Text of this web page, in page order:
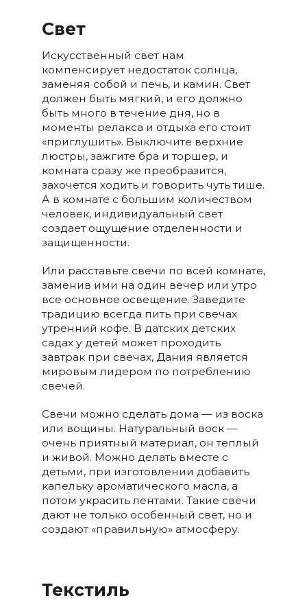
Свет
Искусственный свет нам
компенсирует недостаток солнца,
заменяя собой и печь, и камин. Свет
должен быть мягкий, и его должно
быть много в течение дня, но в
моменты релакса и отдыха его стоит
«приглушить». Выключите верхние
люстры, зажгите бра и торшер, и
комната сразу же преобразится,
захочется ходить и говорить чуть тише.
А в комнате с большим количеством
человек, индивидуальный свет
создает ощущение отделенности и
защищенности.
Или расставьте свечи по всей комнате,
заменив ими на один вечер или утро
все основное освещение. Заведите
традицию всегда пить при свечах
утренний кофе. В датских детских
садах у детей может проходить
завтрак при свечах, Дания является
мировым лидером по потреблению
свечей.
Свечи можно сделать дома — из воска
или вощины. Натуральный воск —
очень приятный материал, он теплый
и живой. Можно делать вместе с
детьми, при изготовлении добавить
капельку ароматического масла, а
потом украсить лентами. Такие свечи
дают не только особенный свет, но и
создают «правильную» атмосферу.
Текстиль